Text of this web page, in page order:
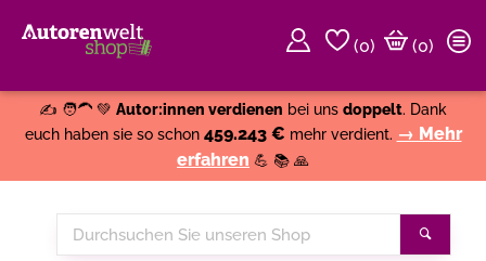
(0)
(0)
✍️ 🧑‍🦱 💚 Autor:innen verdienen bei uns doppelt. Dank
euch haben sie so schon 459.243 € mehr verdient. → Mehr
erfahren 💪 📚 🙏
Durchsuchen
Sie